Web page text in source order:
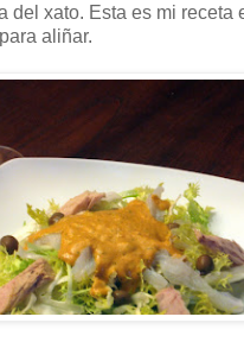
del xato. Esta es mi receta
aliñar.